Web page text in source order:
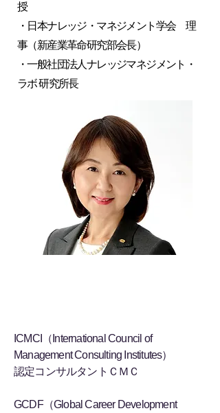
授
・日本ナレッジ・マネジメント学会 理
事（新産業革命研究部会長）
・一般社団法人ナレッジマネジメント・
ラボ 研究所長
ICMCI（International Council of
Management Consulting Institutes）
認定コンサルタントＣＭＣ
GCDF（Global Career Development